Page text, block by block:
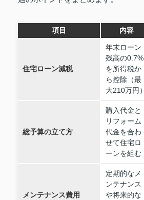
項目 内容
住宅ローン減税
年末ローン
残高の0.7%
を所得税か
ら控除（最
大210万円）
総予算の立て方
購入代金と
リフォーム
代金を合わ
せて住宅ロ
ーンを組む
メンテナンス費用
定期的なメ
ンテナンス
や将来的な